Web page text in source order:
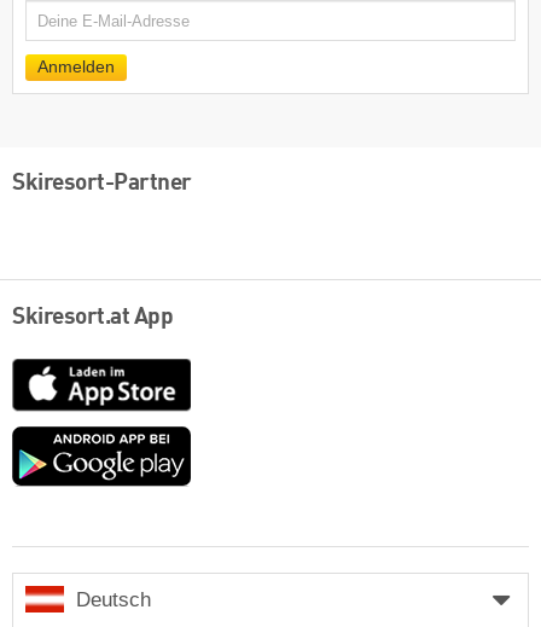
E-
Anmelden
Skiresort-Partner
Skiresort.at App
App
Store
Google
Deutsch